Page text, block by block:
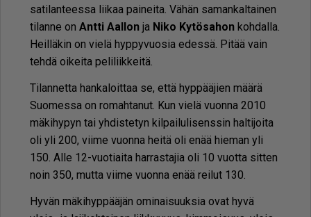
sa­ti­lan­tees­sa lii­kaa pai­nei­ta. Vä­hän sa­man­kal­tai­nen
ti­lan­ne on Ant­ti Aal­lonja Niko Ky­tö­sa­honkoh­dal­la.
Heil­lä­kin on vie­lä hyp­py­vuo­sia edes­sä. Pi­tää vain
teh­dä oi­kei­ta pe­li­liik­kei­tä.
Ti­lan­net­ta han­ka­loit­taa se, et­tä hyp­pää­jien mää­rä
Suo­mes­sa on ro­mah­ta­nut. Kun vie­lä vuon­na 2010
mä­ki­hy­pyn tai yh­dis­te­tyn kil­pai­lu­li­sens­sin hal­ti­joi­ta
oli yli 200, vii­me vuon­na hei­tä oli enää hie­man yli
150. Al­le 12-vuo­ti­ai­ta har­ras­ta­jia oli 10 vuot­ta sit­ten
noin 350, mut­ta vii­me vuon­na enää rei­lut 130.
Hy­vän mä­ki­hyp­pää­jän omi­nai­suuk­sia ovat hyvä